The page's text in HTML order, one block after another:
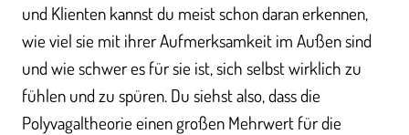
und Klienten kannst du meist schon daran erkennen,
wie viel sie mit ihrer Aufmerksamkeit im Außen sind
und wie schwer es für sie ist, sich selbst wirklich zu
fühlen und zu spüren. Du siehst also, dass die
Polyvagaltheorie einen großen Mehrwert für die